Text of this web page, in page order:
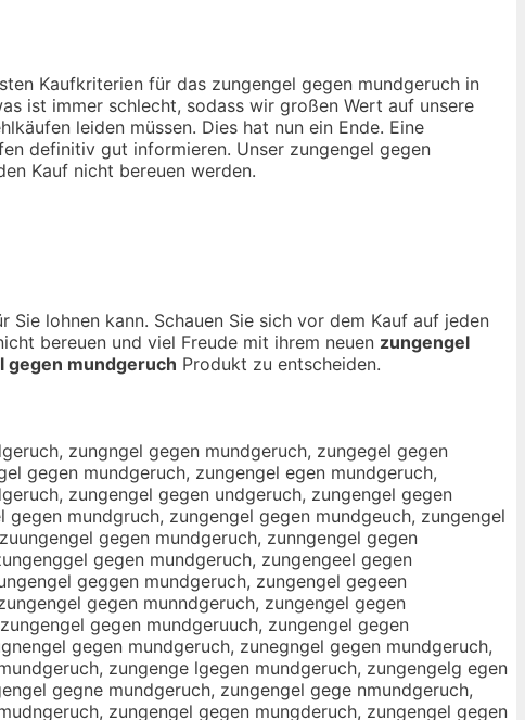
Kaufkriterien für das zungengel gegen mundgeruch in
ist immer schlecht, sodass wir großen Wert auf unsere
leiden müssen. Dies hat nun ein Ende. Eine
definitiv gut informieren. Unser zungengel gegen
Kauf nicht bereuen werden.
Sie lohnen kann. Schauen Sie sich vor dem Kauf auf jeden
bereuen und viel Freude mit ihrem neuen zungengel
gegen mundgeruch Produkt zu entscheiden.
gegen mundgeruch, zyungengel gegen mundgeruch, zuyngengel gegen mundgeruch, zhungengel gegen mundgeruch, zuhngengel gegen mundgeruch, zjungengel gegen mundgeruch, zujngengel gegen mundgeruch, zkungengel gegen mundgeruch, zukngengel gegen mundgeruch, ziungengel gegen mundgeruch, zuingengel gegen mundgeruch, z7ungengel gegen mundgeruch, zu7ngengel gegen mundgeruch, z8ungengel gegen mundgeruch, zu8ngengel gegen mundgeruch, zu ngengel gegen mundgeruch, zun gengel gegen mundgeruch, zubngengel gegen mundgeruch, zunbgengel gegen mundgeruch, zugngengel gegen mundgeruch, zunhgengel gegen mundgeruch, zunjgengel gegen mundgeruch, zumngengel gegen mundgeruch, zunmgengel gegen mundgeruch, zunrgengel gegen mundgeruch, zungrengel gegen mundgeruch, zunfgengel gegen mundgeruch, zungfengel gegen mundgeruch, zunvgengel gegen mundgeruch, zungvengel gegen mundgeruch, zuntgengel gegen mundgeruch, zungtengel gegen mundgeruch, zungbengel gegen mundgeruch, zunygengel gegen mundgeruch, zungyengel gegen mundgeruch, zunghengel gegen mundgeruch, zungnengel gegen mundgeruch, zungwengel gegen mundgeruch, zungewngel gegen mundgeruch, zungsengel gegen mundgeruch, zungesngel gegen mundgeruch, zungdengel gegen mundgeruch, zungedngel gegen mundgeruch, zungefngel gegen mundgeruch, zungerngel gegen mundgeruch, zung3engel gegen mundgeruch, zunge3ngel gegen mundgeruch, zung4engel gegen mundgeruch, zunge4ngel gegen mundgeruch, zunge ngel gegen mundgeruch, zungen gel gegen mundgeruch, zungebngel gegen mundgeruch, zungenbgel gegen mundgeruch, zungegngel gegen mundgeruch, zungehngel gegen mundgeruch, zungenhgel gegen mundgeruch, zungejngel gegen mundgeruch, zungenjgel gegen mundgeruch, zungemngel gegen mundgeruch, zungenmgel gegen mundgeruch, zungenrgel gegen mundgeruch, zungengrel gegen mundgeruch, zungenfgel gegen mundgeruch, zungengfel gegen mundgeruch, zungenvgel gegen mundgeruch, zungengvel gegen mundgeruch, zungentgel gegen mundgeruch, zungengtel gegen mundgeruch, zungengbel gegen mundgeruch, zungenygel gegen mundgeruch, zungengyel gegen mundgeruch, zungenghel gegen mundgeruch, zungengnel gegen mundgeruch, zungengwel gegen mundgeruch, zungengewl gegen mundgeruch, zungengsel gegen mundgeruch, zungengesl gegen mundgeruch, zungengdel gegen mundgeruch, zungengedl gegen mundgeruch, zungengefl gegen mundgeruch, zungengerl gegen mundgeruch, zungeng3el gegen mundgeruch, zungenge3l gegen mundgeruch, zungeng4el gegen mundgeruch, zungenge4l gegen mundgeruch, zungengepl gegen mundgeruch, zungengelp gegen mundgeruch, zungengeol gegen mundgeruch, zungengelo gegen mundgeruch, zungengeil gegen mundgeruch, zungengeli gegen mundgeruch, zungengekl gegen mundgeruch, zungengelk gegen mundgeruch, zungengeml gegen mundgeruch, zungengelm gegen mundgeruch, zungengel rgegen mundgeruch, zungengel gregen mundgeruch, zungengel fgegen mundgeruch, zungengel gfegen mundgeruch, zungengel vgegen mundgeruch, zungengel gvegen mundgeruch, zungengel tgegen mundgeruch, zungengel gtegen mundgeruch, zungengel bgegen mundgeruch, zungengel gbegen mundgeruch, zungengel ygegen mundgeruch, zungengel gyegen mundgeruch, zungengel hgegen mundgeruch, zungengel ghegen mundgeruch, zun